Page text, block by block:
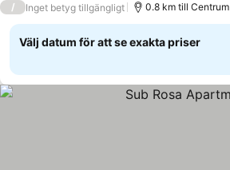
/ Inget betyg tillgängligt 0.8 km till Centrum
Välj datum för att se exakta priser